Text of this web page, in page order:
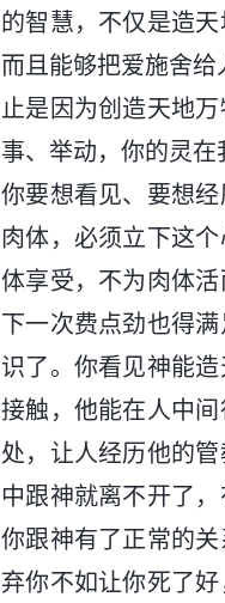
的智慧，不仅是造
而且能够把爱施舍
止是因为创造天地
事、举动，你的灵
你要想看见、要想
肉体，必须立下这
体享受，不为肉体
下一次费点劲也得
识了。你看见神能
接触，他能在人中
处，让人经历他的
中跟神就离不开了
你跟神有了正常的
弃你不如让你死了